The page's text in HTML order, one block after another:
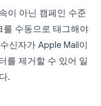
이 아닌 캠페인 수준
를 수동으로 태그해야
신자가 Apple Mail이
를 제거할 수 있어 일
.